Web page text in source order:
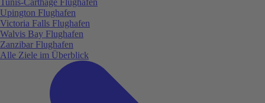
Upington Flughafen
Victoria Falls Flughafen
Walvis Bay Flughafen
Zanzibar Flughafen
Alle Ziele im Überblick